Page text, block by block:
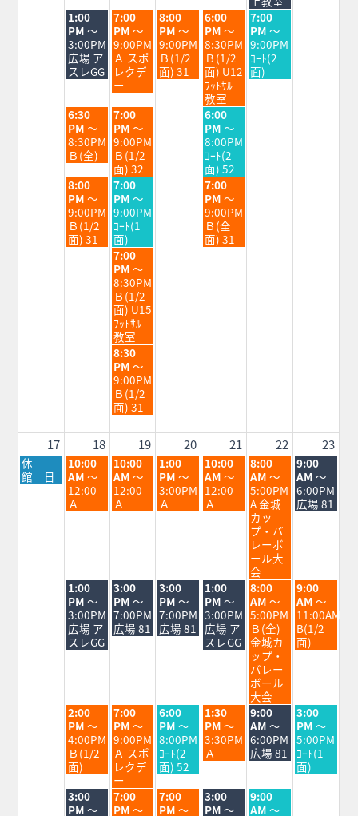
2026
2026
2026
2026
2026
火
曜
日,
8
月
11th
1:00
PM ～
3:00PM
広場 ア
スレGG
水
曜
日,
8
月
12th
2026
7:00
PM ～
9:00PM
Ａ スポ
レクデ
ー
木
曜
日,
8
月
13th
8:00
PM ～
9:00PM
Ｂ(1/2
面) 31
金
曜
日,
8
月
14th
2026
6:00
PM ～
8:30PM
Ｂ(1/2
面) U12
ﾌｯﾄｻﾙ
教室
土
曜
日,
8
月
15th
7:00
PM ～
9:00PM
ｺｰﾄ(2
面)
火
曜
日,
8
月
11th
2026
6:30
PM ～
8:30PM
Ｂ(全)
水
曜
日,
8
月
12th
2026
7:00
PM ～
9:00PM
Ｂ(1/2
面) 32
金
曜
日,
8
月
14th
2026
6:00
PM ～
8:00PM
ｺｰﾄ(2
面) 52
火
曜
日,
8
月
11th
8:00
PM ～
9:00PM
Ｂ(1/2
面) 31
水
曜
日,
8
月
12th
2026
7:00
PM ～
9:00PM
ｺｰﾄ(1
面)
金
曜
日,
8
月
14th
7:00
PM ～
9:00PM
Ｂ(全
面) 31
水
曜
日,
8
月
12th
2026
7:00
PM ～
8:30PM
Ｂ(1/2
面) U15
ﾌｯﾄｻﾙ
教室
水
曜
日,
8
月
12th
2026
8:30
PM ～
9:00PM
Ｂ(1/2
面) 31
17 18 19 20 21 22 23
月
曜
日,
休
館 日
火
曜
日,
8
月
10:00
AM ～
12:00
Ａ
水
曜
日,
8
月
10:00
AM ～
12:00
Ａ
木
曜
日,
8
月
1:00
PM ～
3:00PM
Ａ
金
曜
日,
8
月
10:00
AM ～
12:00
Ａ
土
曜
日,
8
月
22nd
2026
8:00
AM ～
5:00PM
A 金城
カッ
プ・バ
レーボ
ール大
会
日
曜
日,
8
月
9:00
AM ～
6:00PM
広場 81
火
曜
日,
8
月
18th
1:00
PM ～
3:00PM
広場 ア
スレGG
水
曜
日,
8
月
3:00
PM ～
7:00PM
広場 81
木
曜
日,
8
月
3:00
PM ～
7:00PM
広場 81
金
曜
日,
8
月
21st
1:00
PM ～
3:00PM
広場 ア
スレGG
土
曜
日,
8
月
22nd
2026
8:00
AM ～
5:00PM
Ｂ(全)
金城カ
ップ・
バレー
ボール
大会
日
曜
日,
8
月
23rd
9:00
AM ～
11:00AM
B(1/2
面)
火
曜
日,
8
月
18th
2026
2:00
PM ～
4:00PM
Ｂ(1/2
面)
水
曜
日,
8
月
19th
2026
7:00
PM ～
9:00PM
Ａ スポ
レクデ
ー
木
曜
日,
8
月
20th
2026
6:00
PM ～
8:00PM
ｺｰﾄ(2
面) 52
金
曜
日,
8
月
2026
1:30
PM ～
3:30PM
Ａ
土
曜
日,
8
月
2026
9:00
AM ～
6:00PM
広場 81
日
曜
日,
8
月
23rd
3:00
PM ～
5:00PM
ｺｰﾄ(1
面)
火
曜
3:00
PM ～
水
曜
7:00
PM ～
木
曜
7:00
PM ～
金
曜
3:00
PM ～
土
曜
9:00
AM ～